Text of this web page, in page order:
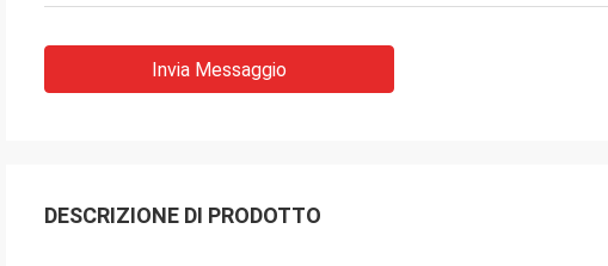
Invia Messaggio
DESCRIZIONE DI PRODOTTO